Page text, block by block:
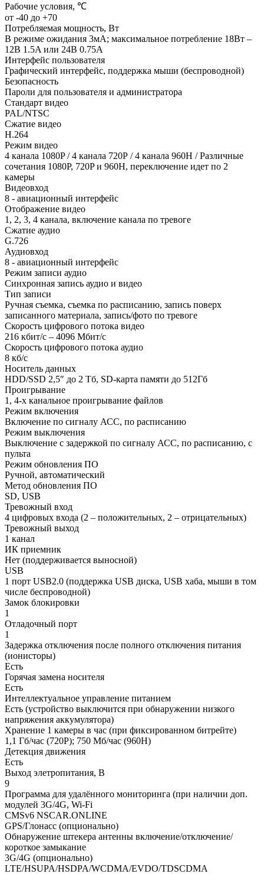
Рабочие условия, ℃
от -40 до +70
Потребляемая мощность, Вт
В режиме ожидания 3мA; максимальное потребление 18Вт –
12В 1.5A или 24В 0.75A
Интерфейс пользователя
Графический интерфейс, поддержка мыши (беспроводной)
Безопасность
Пароли для пользователя и администратора
Стандарт видео
PAL/NTSC
Сжатие видео
H.264
Режим видео
4 канала 1080P / 4 канала 720Р / 4 канала 960Н / Различные
сочетания 1080P, 720P и 960Н, переключение идет по 2
камеры
Видеовход
8 - авиационный интерфейс
Отображение видео
1, 2, 3, 4 канала, включение канала по тревоге
Сжатие аудио
G.726
Аудиовход
8 - авиационный интерфейс
Режим записи аудио
Синхронная запись аудио и видео
Тип записи
Ручная съемка, съемка по расписанию, запись поверх
записанного материала, запись/фото по тревоге
Скорость цифрового потока видео
216 кбит/с – 4096 Мбит/с
Скорость цифрового потока аудио
8 кб/с
Носитель данных
HDD/SSD 2,5″ до 2 Тб, SD-карта памяти до 512Гб
Проигрывание
1, 4-х канальное проигрывание файлов
Режим включения
Включение по сигналу АСС, по расписанию
Режим выключения
Выключение с задержкой по сигналу АСС, по расписанию, с
пульта
Режим обновления ПО
Ручной, автоматический
Метод обновления ПО
SD, USB
Тревожный вход
4 цифровых входа (2 – положительных, 2 – отрицательных)
Тревожный выход
1 канал
ИК приемник
Нет (поддерживается выносной)
USB
1 порт USB2.0 (поддержка USB диска, USB хаба, мыши в том
числе беспроводной)
Замок блокировки
1
Отладочный порт
1
Задержка отключения после полного отключения питания
(ионисторы)
Есть
Горячая замена носителя
Есть
Интеллектуальное управление питанием
Есть (устройство выключится при обнаружении низкого
напряжения аккумулятора)
Хранение 1 камеры в час (при фиксированном битрейте)
1,1 Гб/час (720Р); 750 Мб/час (960H)
Детекция движения
Есть
Выход элетропитания, В
9
Программа для удалённого мониторинга (при наличии доп.
модулей 3G/4G, Wi-Fi
CMSv6 NSCAR.ONLINE
GPS/Глонасс (опционально)
Обнаружение штекера антенны включение/отключение/
короткое замыкание
3G/4G (опционально)
LTE/HSUPA/HSDPA/WCDMA/EVDO/TDSCDMA